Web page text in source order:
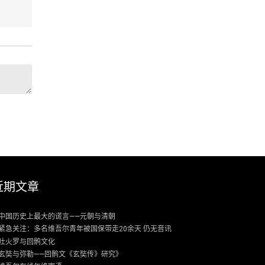
期文章
国历史上最大的谎言——元朝与清朝
急关注：多名维吾尔青年被国保带走20余天 仍无音讯
火罗与回鹘文化
奘与弥勒——回鹘文《玄奘传》研究》